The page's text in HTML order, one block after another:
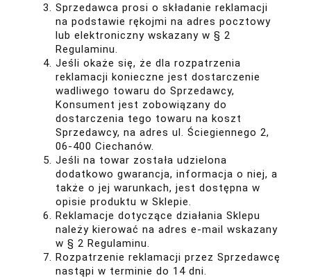
Sprzedawca prosi o składanie reklamacji
na podstawie rękojmi na adres pocztowy
lub elektroniczny wskazany w § 2
Regulaminu.
Jeśli okaże się, że dla rozpatrzenia
reklamacji konieczne jest dostarczenie
wadliwego towaru do Sprzedawcy,
Konsument jest zobowiązany do
dostarczenia tego towaru na koszt
Sprzedawcy, na adres ul. Ściegiennego 2,
06-400 Ciechanów.
Jeśli na towar została udzielona
dodatkowo gwarancja, informacja o niej, a
także o jej warunkach, jest dostępna w
opisie produktu w Sklepie.
Reklamacje dotyczące działania Sklepu
należy kierować na adres e-mail wskazany
w § 2 Regulaminu.
Rozpatrzenie reklamacji przez Sprzedawcę
nastąpi w terminie do 14 dni.